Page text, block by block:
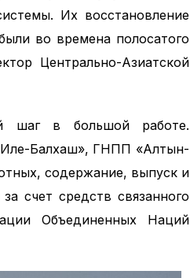
Их восстановление
во времена полосатого
Центрально-Азиатской
шаг в большой работе.
Балхаш», ГНПП «Алтын-
содержание, выпуск и
счет средств связанного
Объединенных Наций